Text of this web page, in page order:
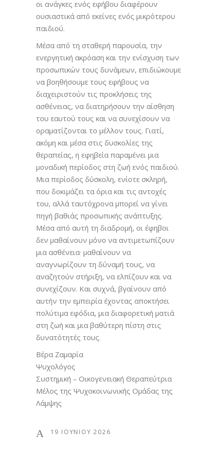
οι ανάγκες ενός εφήβου διαφέρουν
ουσιαστικά από εκείνες ενός μικρότερου
παιδιού.
Μέσα από τη σταθερή παρουσία, την
ενεργητική ακρόαση και την ενίσχυση των
προσωπικών τους δυνάμεων, επιδιώκουμε
να βοηθήσουμε τους εφήβους να
διαχειριστούν τις προκλήσεις της
ασθένειας, να διατηρήσουν την αίσθηση
του εαυτού τους και να συνεχίσουν να
οραματίζονται το μέλλον τους. Γιατί,
ακόμη και μέσα στις δυσκολίες της
θεραπείας, η εφηβεία παραμένει μια
μοναδική περίοδος στη ζωή ενός παιδιού.
Μια περίοδος δύσκολη, ενίοτε σκληρή,
που δοκιμάζει τα όρια και τις αντοχές
του, αλλά ταυτόχρονα μπορεί να γίνει
πηγή βαθιάς προσωπικής ανάπτυξης.
Μέσα από αυτή τη διαδρομή, οι έφηβοι
δεν μαθαίνουν μόνο να αντιμετωπίζουν
μια ασθένεια· μαθαίνουν να
αναγνωρίζουν τη δύναμή τους, να
αναζητούν στήριξη, να ελπίζουν και να
συνεχίζουν. Και συχνά, βγαίνουν από
αυτήν την εμπειρία έχοντας αποκτήσει
πολύτιμα εφόδια, μια διαφορετική ματιά
στη ζωή και μια βαθύτερη πίστη στις
δυνατότητές τους.
Βέρα Ζαμαρία
Ψυχολόγος
Συστημική – Οικογενειακή Θεραπεύτρια
Μέλος της Ψυχοκοινωνικής Ομάδας της
Λάμψης
19 ΙΟΥΝΊΟΥ 2026